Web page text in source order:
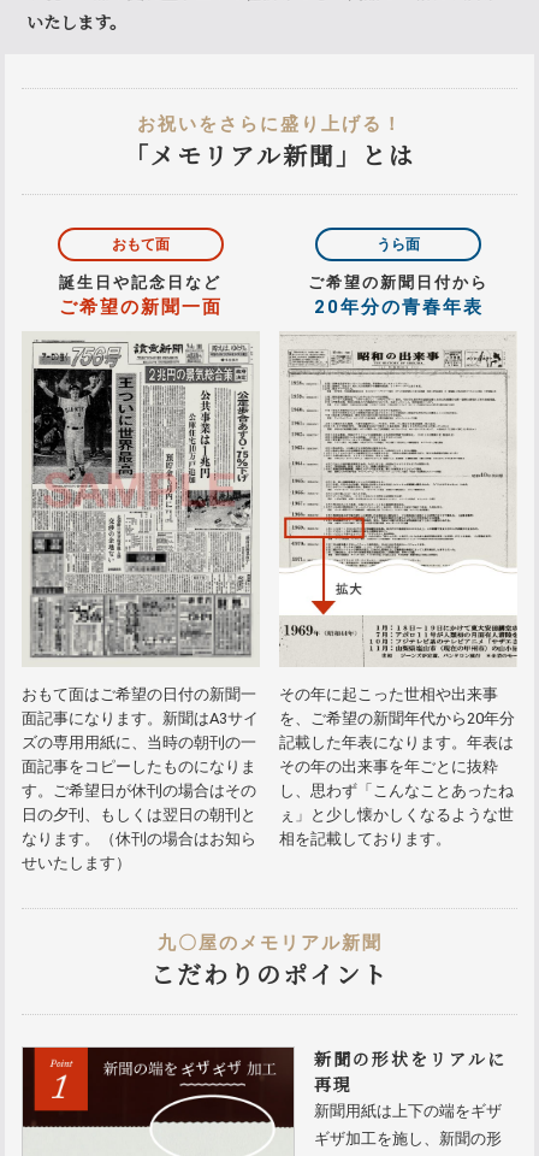
いたします。
お祝いをさらに盛り上げる！
「メモリアル新聞」とは
おもて面
誕生日や記念日など
ご希望の新聞一面
おもて面はご希望の日付の新聞一
面記事になります。新聞はA3サイ
ズの専用用紙に、当時の朝刊の一
面記事をコピーしたものになりま
す。ご希望日が休刊の場合はその
日の夕刊、もしくは翌日の朝刊と
なります。（休刊の場合はお知ら
せいたします）
うら面
ご希望の新聞日付から
20年分の青春年表
その年に起こった世相や出来事
を、ご希望の新聞年代から20年分
記載した年表になります。年表は
その年の出来事を年ごとに抜粋
し、思わず「こんなことあったね
ぇ」と少し懐かしくなるような世
相を記載しております。
九〇屋のメモリアル新聞
こだわりのポイント
新聞の形状をリアルに
再現
新聞用紙は上下の端をギザ
ギザ加工を施し、新聞の形